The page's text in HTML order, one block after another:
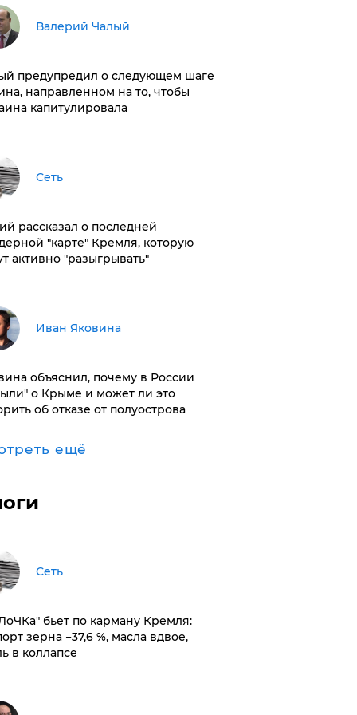
Валерий Чалый
предупредил о следующем шаге
направленном на то, чтобы
капитулировала
Сеть
рассказал о последней
"карте" Кремля, которую
активно "разыгрывать"
Иван Яковина
объяснил, почему в России
о Крыме и может ли это
об отказе от полуострова
ещё
Сеть
бьет по карману Кремля:
зерна −37,6 %, масла вдвое,
в коллапсе